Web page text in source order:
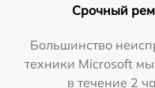
Срочный
Большинство
техники Microsoft
в течение 2